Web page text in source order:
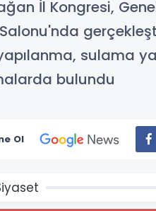
İl Kongresi,
Salonu'nda
sulama
bulundu
Ol